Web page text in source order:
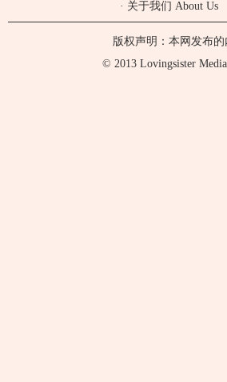
· 关于我们 About Us
版权声明：本网发布
© 2013 Lovingsister